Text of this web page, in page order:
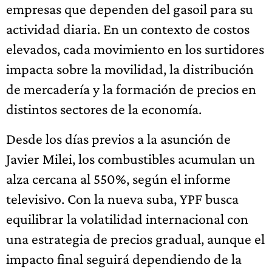
empresas que dependen del gasoil para su
actividad diaria. En un contexto de costos
elevados, cada movimiento en los surtidores
impacta sobre la movilidad, la distribución
de mercadería y la formación de precios en
distintos sectores de la economía.
Desde los días previos a la asunción de
Javier Milei, los combustibles acumulan un
alza cercana al 550%, según el informe
televisivo. Con la nueva suba, YPF busca
equilibrar la volatilidad internacional con
una estrategia de precios gradual, aunque el
impacto final seguirá dependiendo de la